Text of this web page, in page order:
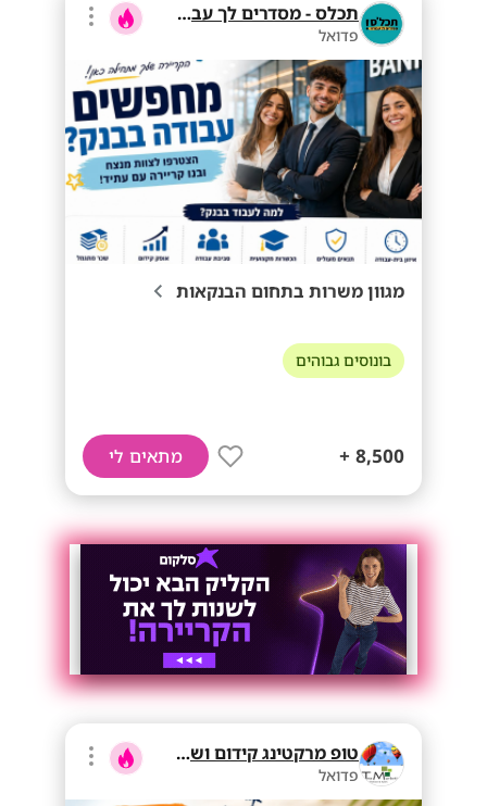
תכלס - מסדרים לך עבודה
פדואל
מגוון משרות בתחום הבנקאות
בונוסים גבוהים
8,500 + מתאים לי
טופ מרקטינג קידום ושיווק בע"מ
פדואל